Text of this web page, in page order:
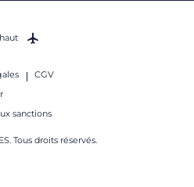
CGV
sanctions
Tous droits réservés.